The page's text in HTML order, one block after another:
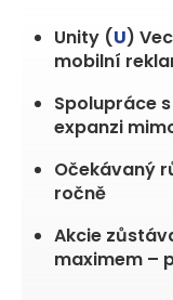
Unity (U)
mobilní
Spolupráce s
expanzi
Očekávaný
ročně
Akcie
maximem –